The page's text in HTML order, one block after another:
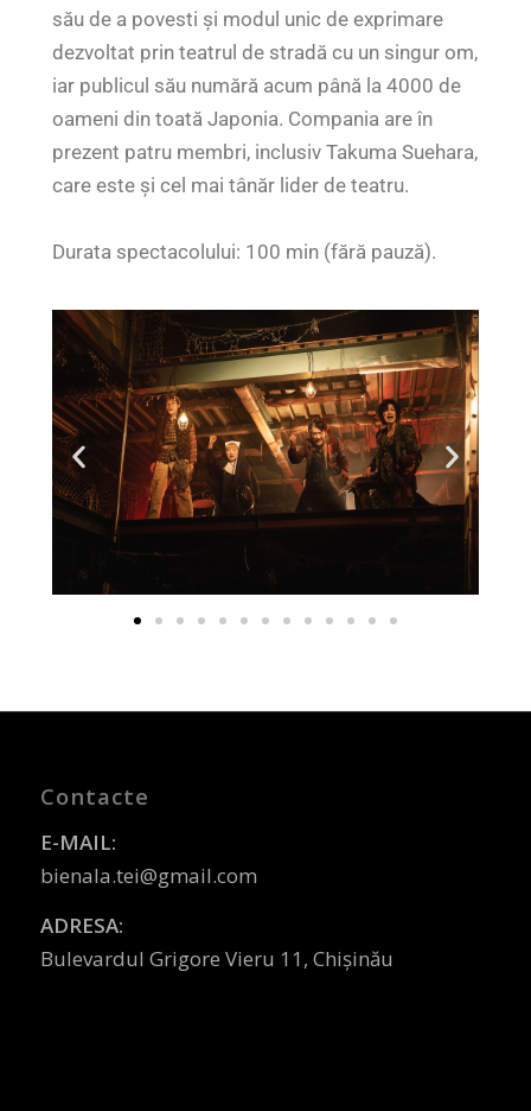
său de a povesti și modul unic de exprimare
dezvoltat prin teatrul de stradă cu un singur om,
iar publicul său numără acum până la 4000 de
oameni din toată Japonia. Compania are în
prezent patru membri, inclusiv Takuma Suehara,
care este și cel mai tânăr lider de teatru.
Durata spectacolului: 100 min (fără pauză).
Contacte
E-MAIL:
bienala.tei@gmail.com
ADRESA:
Bulevardul Grigore Vieru 11, Chișinău